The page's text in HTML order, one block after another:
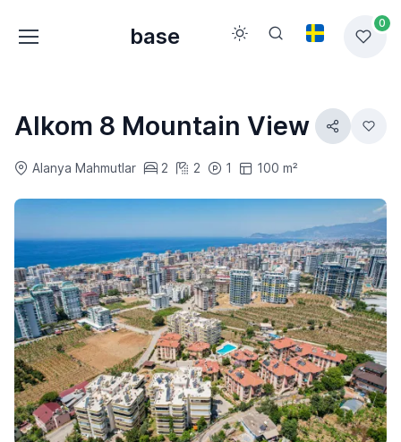
base
0
Alkom 8 Mountain View
Alanya Mahmutlar 2 2 1 100 m²